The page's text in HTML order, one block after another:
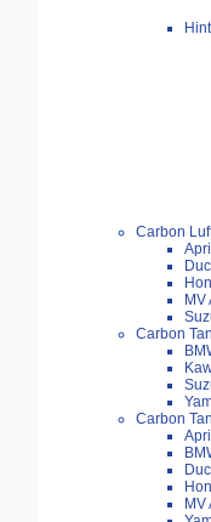
Carbon
MV
Carbon
Carbon
MV